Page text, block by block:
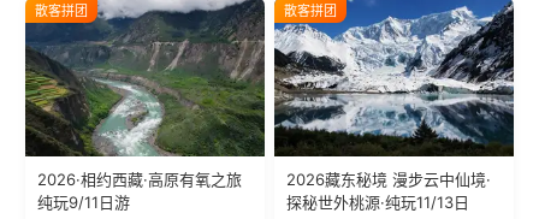
散客拼团
2026·相约西藏·高原有氧之旅
纯玩9/11日游
散客拼团
2026藏东秘境 漫步云中仙境·
探秘世外桃源·纯玩11/13日